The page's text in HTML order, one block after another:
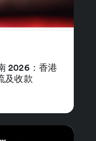
2026：香港
及收款